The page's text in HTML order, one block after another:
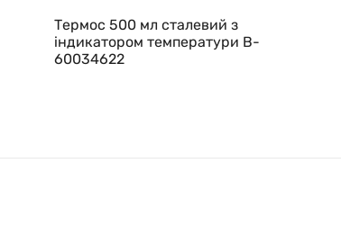
Термос 500 мл сталевий з
індикатором температури B-
60034622